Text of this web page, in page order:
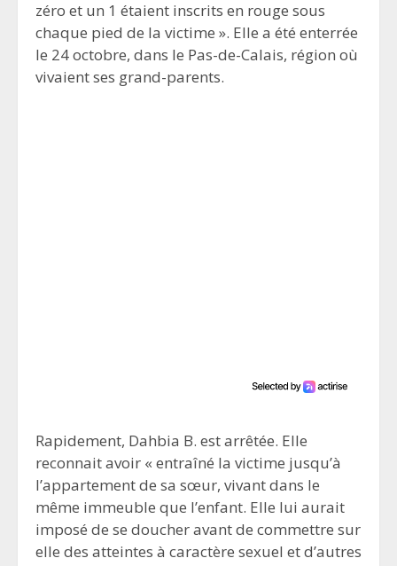
zéro et un 1 étaient inscrits en rouge sous
chaque pied de la victime ». Elle a été enterrée
le 24 octobre, dans le Pas-de-Calais, région où
vivaient ses grand-parents.
Rapidement, Dahbia B. est arrêtée. Elle
reconnait avoir « entraîné la victime jusqu’à
l’appartement de sa sœur, vivant dans le
même immeuble que l’enfant. Elle lui aurait
imposé de se doucher avant de commettre sur
elle des atteintes à caractère sexuel et d’autres